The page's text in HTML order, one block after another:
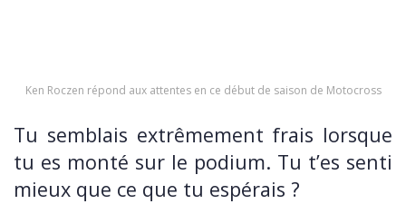
Ken Roczen répond aux attentes en ce début de saison de Motocross
Tu semblais extrêmement frais lorsque
tu es monté sur le podium. Tu t’es senti
mieux que ce que tu espérais ?